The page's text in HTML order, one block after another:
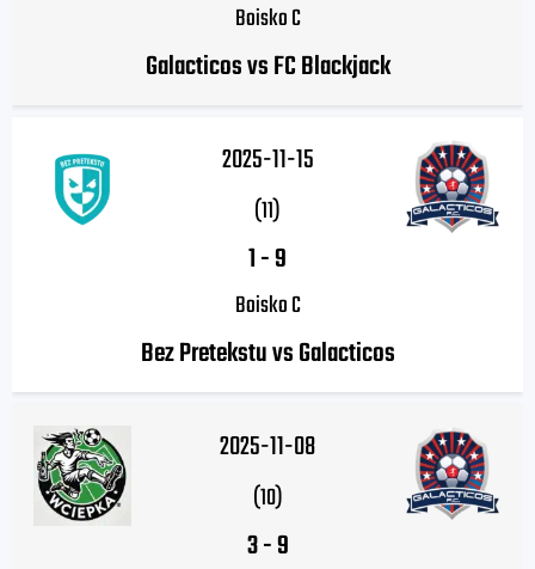
Boisko C
Galacticos vs FC Blackjack
2025-11-15
(11)
1-9
Boisko C
Bez Pretekstu vs Galacticos
2025-11-08
(10)
3-9